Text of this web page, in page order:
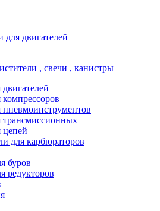
для двигателей
, свечи , канистры
пневмоинструментов
трансмиссионных
цепей
для карбюраторов
буров
редукторов